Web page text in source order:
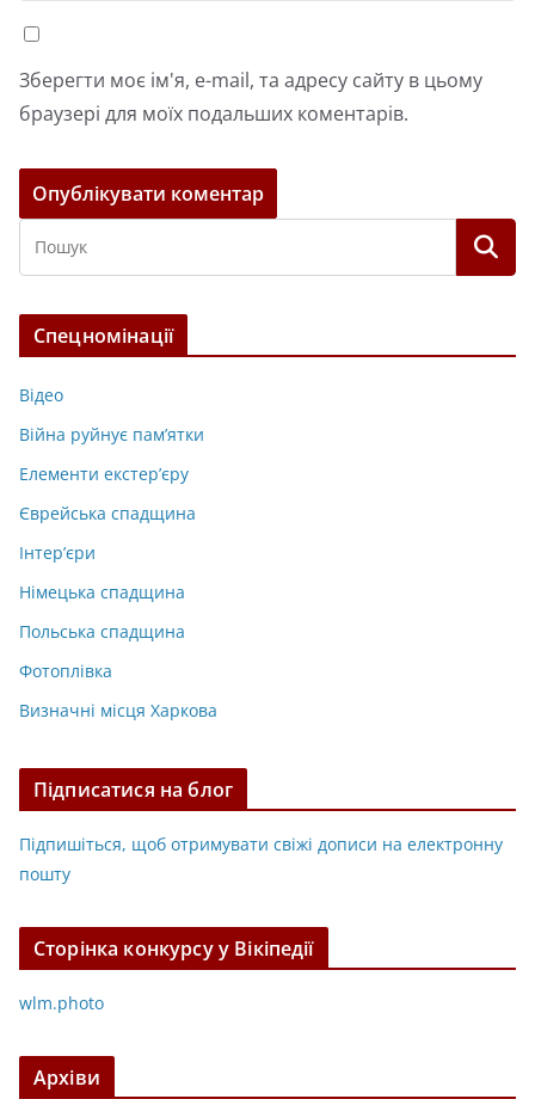
Зберегти моє ім'я, e-mail, та адресу сайту в цьому
браузері для моїх подальших коментарів.
Спецномінації
Відео
Війна руйнує пам’ятки
Елементи екстер’єру
Єврейська спадщина
Інтер’єри
Німецька спадщина
Польська спадщина
Фотоплівка
Визначні місця Харкова
Підписатися на блог
Підпишіться, щоб отримувати свіжі дописи на електронну
пошту
Сторінка конкурсу у Вікіпедії
wlm.photo
Архіви